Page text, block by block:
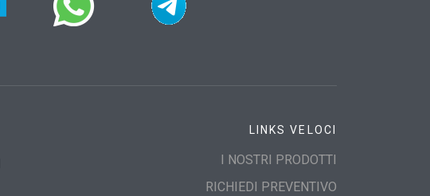
LINKS VELOCI
I NOSTRI PRODOTTI
RICHIEDI PREVENTIVO